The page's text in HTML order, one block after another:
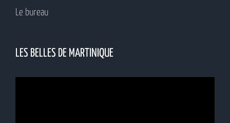
Le bureau
LES BELLES DE MARTINIQUE